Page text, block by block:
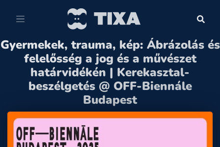
Gyermekek, trauma, kép: Ábrázolás és
felelősség a jog és a művészet
határvidékén | Kerekasztal-
beszélgetés @ OFF-Biennále
Budapest